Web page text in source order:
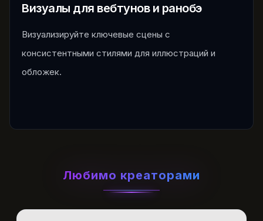
Визуалы для вебтунов и ранобэ
Визуализируйте ключевые сцены с
консистентными стилями для иллюстраций и
обложек.
Любимо креаторами